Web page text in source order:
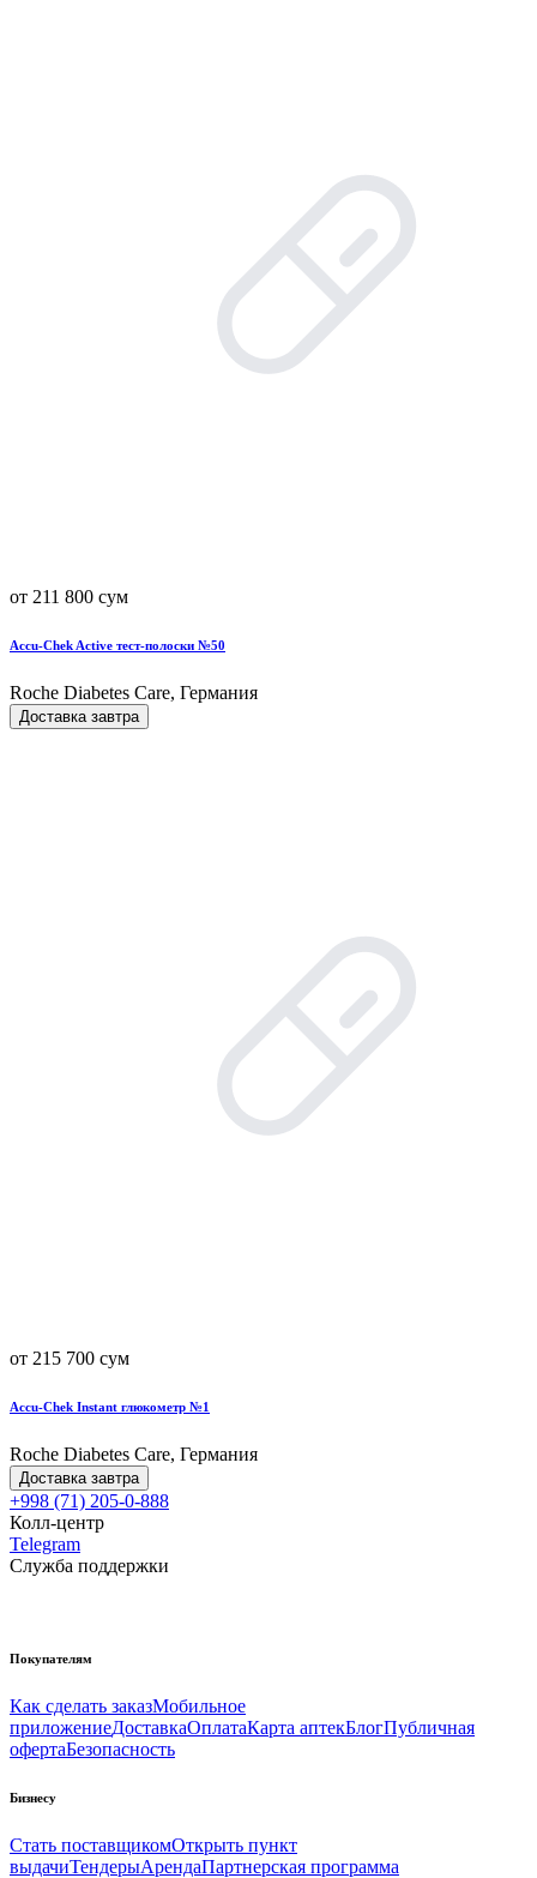
от 211 800 сум
Accu-Chek Active тест-полоски №50
Roche Diabetes Care, Германия
Доставка завтра
от 215 700 сум
Accu-Chek Instant глюкометр №1
Roche Diabetes Care, Германия
Доставка завтра
+998 (71) 205-0-888
Колл-центр
Telegram
Служба поддержки
Покупателям
Как сделать заказМобильное
приложениеДоставкаОплатаКарта аптекБлогПубличная
офертаБезопасность
Бизнесу
Стать поставщикомОткрыть пункт
выдачиТендерыАрендаПартнерская программа